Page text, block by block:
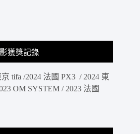
獲獎記錄
tifa /2024 法國 PX3 / 2024 東
OM SYSTEM / 2023 法國